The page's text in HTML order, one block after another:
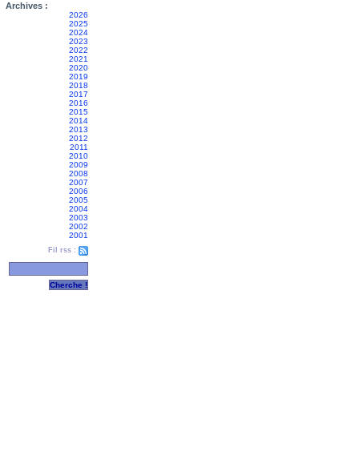
Archives :
2026
2025
2024
2023
2022
2021
2020
2019
2018
2017
2016
2015
2014
2013
2012
2011
2010
2009
2008
2007
2006
2005
2004
2003
2002
2001
Fil rss :